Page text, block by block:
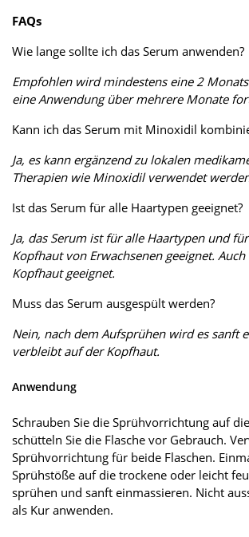
FAQs
Wie lange sollte ich das Serum anwenden?
Empfohlen wird mindestens eine 2
eine Anwendung über mehrere Monate
Kann ich das Serum mit Minoxidil
Ja, es kann ergänzend zu lokalen
Therapien wie Minoxidil verwendet
Ist das Serum für alle Haartypen geeignet?
Ja, das Serum ist für alle Haartypen und
Kopfhaut von Erwachsenen geeignet.
Kopfhaut geeignet.
Muss das Serum ausgespült werden?
Nein, nach dem Aufsprühen wird es sanft
verbleibt auf der Kopfhaut.
Anwendung
Schrauben Sie die Sprühvorrichtung auf
schütteln Sie die Flasche vor Gebrauch.
Sprühvorrichtung für beide Flaschen.
Sprühstöße auf die trockene oder leicht
sprühen und sanft einmassieren. Nicht
als Kur anwenden.